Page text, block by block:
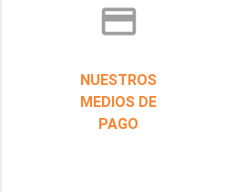
credit_card
NUESTROS
MEDIOS DE
PAGO